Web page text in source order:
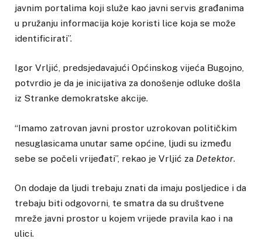
javnim portalima koji služe kao javni servis građanima
u pružanju informacija koje koristi lice koja se može
identificirati”.
Igor Vrljić, predsjedavajući Općinskog vijeća Bugojno,
potvrdio je da je inicijativa za donošenje odluke došla
iz Stranke demokratske akcije.
“Imamo zatrovan javni prostor uzrokovan političkim
nesuglasicama unutar same općine, ljudi su između
sebe se počeli vrijeđati”, rekao je Vrljić za Detektor.
On dodaje da ljudi trebaju znati da imaju posljedice i da
trebaju biti odgovorni, te smatra da su društvene
mreže javni prostor u kojem vrijede pravila kao i na
ulici.